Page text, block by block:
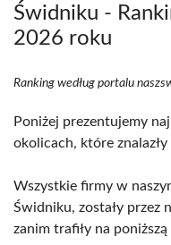
Świdniku -
2026 roku
Ranking według portalu
Poniżej prezentujemy
okolicach, które
Wszystkie firmy w
Świdniku, zostały przez
zanim trafiły na